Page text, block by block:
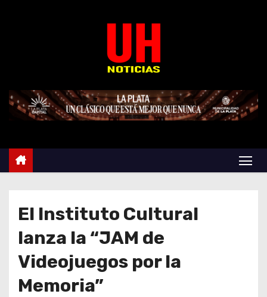
e
El Instituto Cultural
lanza la “JAM de
Videojuegos por la
Memoria”